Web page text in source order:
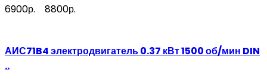
6900р. 8800р.
АИС71B4 электродвигатель 0.37 кВт 1500 об/мин DIN
..